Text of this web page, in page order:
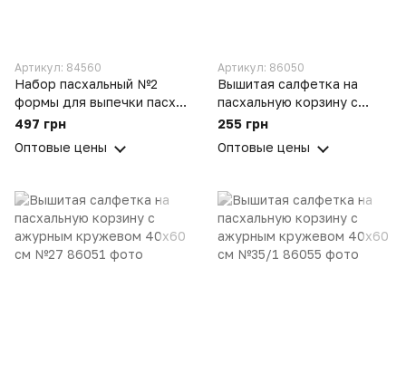
Артикул: 84560
Набор пасхальный №2
формы для выпечки пасхи
и сырной паски 10 лент
пасхальная
497 грн
Оптовые цены
Артикул: 86050
Вышитая салфетка на
пасхальную корзину с
ажурным кружевом 40х60
255 грн
Оптовые цены